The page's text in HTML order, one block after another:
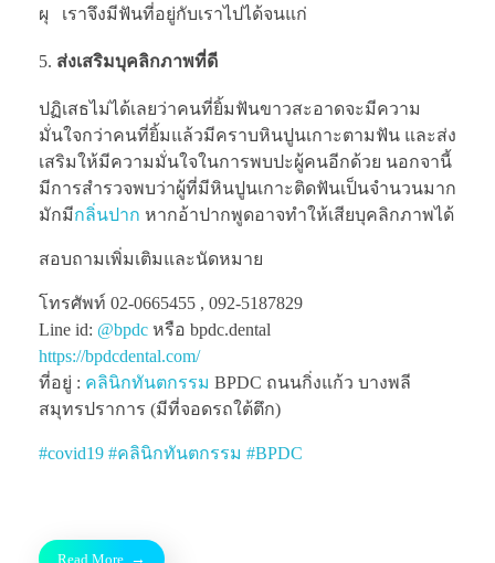
ผุ เราจึงมีฟันที่อยู่กับเราไปได้จนแก่
ส่งเสริมบุคลิกภาพที่ดี
ปฏิเสธไม่ได้เลยว่าคนที่ยิ้มฟันขาวสะอาดจะมีความ
มั่นใจกว่าคนที่ยิ้มแล้วมีคราบหินปูนเกาะตามฟัน และส่ง
เสริมให้มีความมั่นใจในการพบปะผู้คนอีกด้วย นอกจานี้
มีการสำรวจพบว่าผู้ที่มีหินปูนเกาะติดฟันเป็นจำนวนมาก
มักมีกลิ่นปาก หากอ้าปากพูดอาจทำให้เสียบุคลิกภาพได้
สอบถามเพิ่มเติมและนัดหมาย
โทรศัพท์ 02-0665455 , 092-5187829
Line id: @bpdc หรือ bpdc.dental
https://bpdcdental.com/
ที่อยู่ : คลินิกทันตกรรม BPDC ถนนกิ่งแก้ว บางพลี
สมุทรปราการ (มีที่จอดรถใต้ตึก)
#covid19 #คลินิกทันตกรรม #BPDC
Read More